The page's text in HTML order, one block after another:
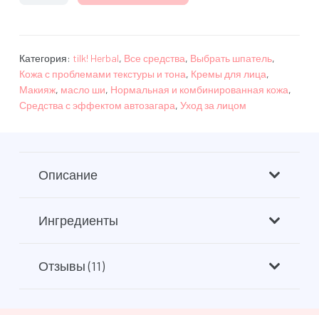
Tan
Me
с
маслом
косточек
Категория: tilk! Herbal, Все средства, Выбрать шпатель,
Кожа с проблемами текстуры и тона, Кремы для лица,
Макияж, масло ши, Нормальная и комбинированная кожа,
Средства с эффектом автозагара, Уход за лицом
Описание
Ингредиенты
Отзывы (11)